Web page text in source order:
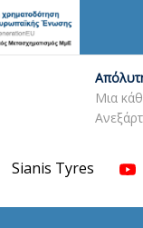
Μια
Sianis Tyres